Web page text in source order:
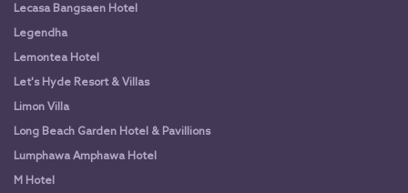
Lecasa Bangsaen Hotel
Legendha
Lemontea Hotel
Let's Hyde Resort & Villas
Limon Villa
Long Beach Garden Hotel & Pavillions
Lumphawa Amphawa Hotel
M Hotel